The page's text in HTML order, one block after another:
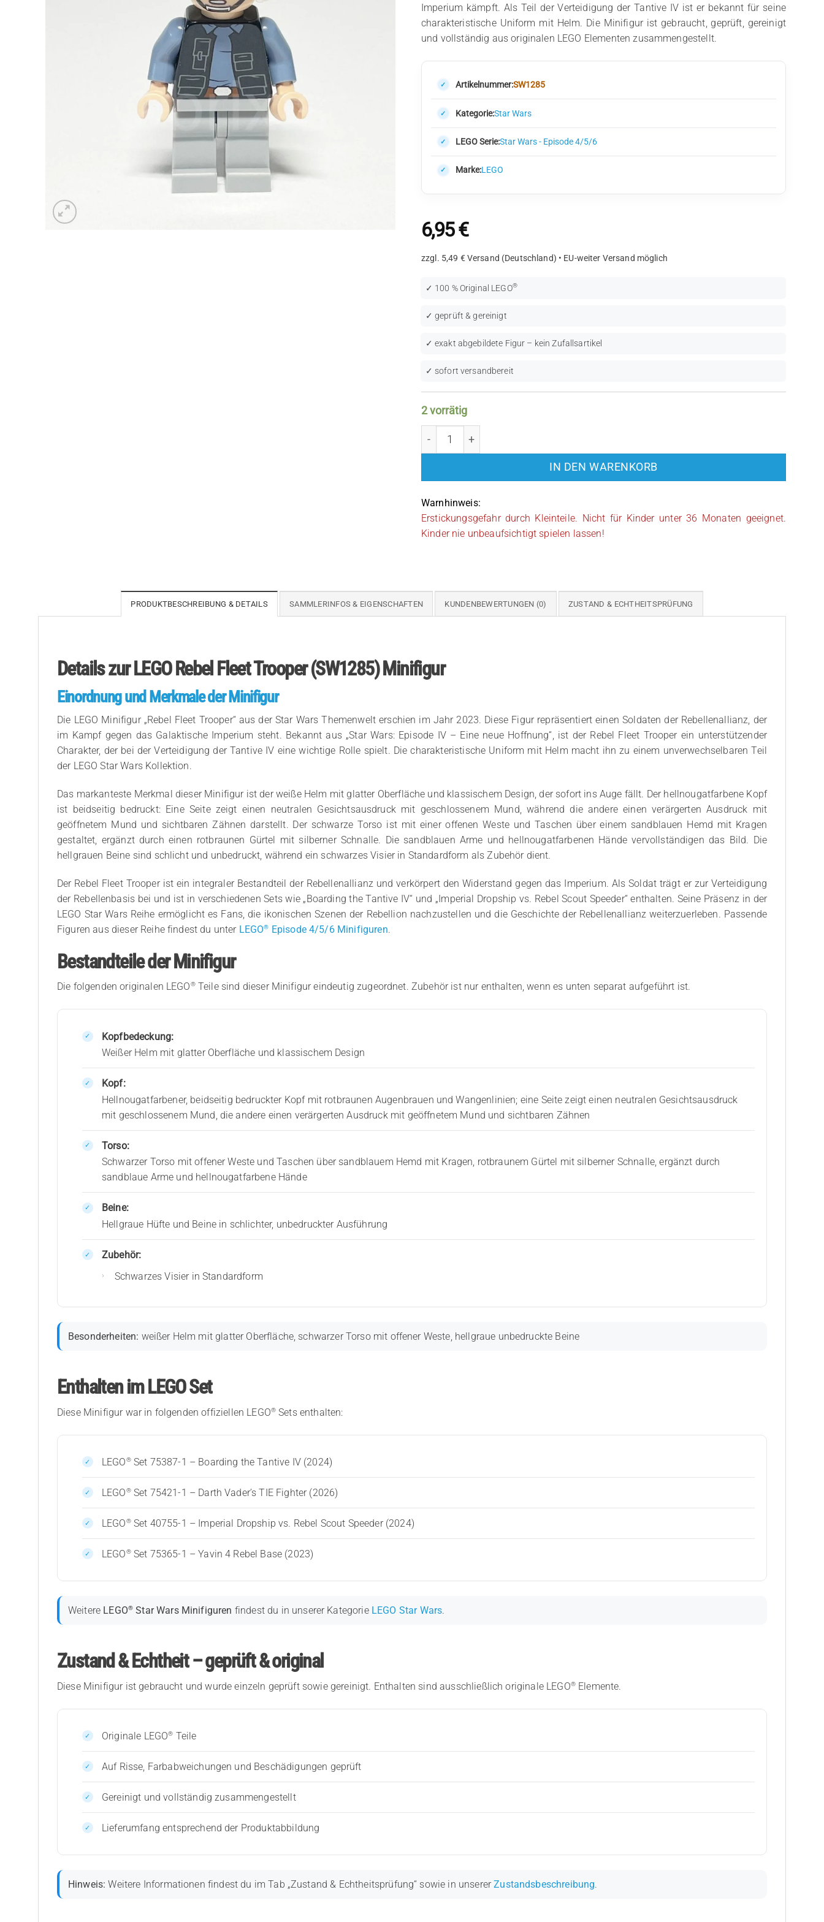
Imperium kämpft. Als Teil der Verteidigung der Tantive IV ist er bekannt für seine
charakteristische Uniform mit Helm. Die Minifigur ist gebraucht, geprüft, gereinigt
und vollständig aus originalen LEGO Elementen zusammengestellt.
Artikelnummer:SW1285
Kategorie:Star Wars
LEGO Serie:Star Wars - Episode 4/5/6
Marke:LEGO
6,95€
zzgl. 5,49 € Versand (Deutschland) • EU-weiter Versand möglich
✓ 100 % Original LEGO®
✓ geprüft & gereinigt
✓ exakt abgebildete Figur – kein Zufallsartikel
✓ sofort versandbereit
2 vorrätig
IN DEN WARENKORB
Warnhinweis:
Erstickungsgefahr durch Kleinteile. Nicht für Kinder unter 36 Monaten geeignet.
Kinder nie unbeaufsichtigt spielen lassen!
PRODUKTBESCHREIBUNG & DETAILS SAMMLERINFOS & EIGENSCHAFTEN KUNDENBEWERTUNGEN (0) ZUSTAND & ECHTHEITSPRÜFUNG
Details zur LEGO Rebel Fleet Trooper (SW1285) Minifigur
Einordnung und Merkmale der Minifigur
Die LEGO Minifigur „Rebel Fleet Trooper“ aus der Star Wars Themenwelt erschien im Jahr 2023. Diese Figur repräsentiert einen Soldaten der Rebellenallianz, der
im Kampf gegen das Galaktische Imperium steht. Bekannt aus „Star Wars: Episode IV – Eine neue Hoffnung“, ist der Rebel Fleet Trooper ein unterstützender
Charakter, der bei der Verteidigung der Tantive IV eine wichtige Rolle spielt. Die charakteristische Uniform mit Helm macht ihn zu einem unverwechselbaren Teil
der LEGO Star Wars Kollektion.
Das markanteste Merkmal dieser Minifigur ist der weiße Helm mit glatter Oberfläche und klassischem Design, der sofort ins Auge fällt. Der hellnougatfarbene Kopf
ist beidseitig bedruckt: Eine Seite zeigt einen neutralen Gesichtsausdruck mit geschlossenem Mund, während die andere einen verärgerten Ausdruck mit
geöffnetem Mund und sichtbaren Zähnen darstellt. Der schwarze Torso ist mit einer offenen Weste und Taschen über einem sandblauen Hemd mit Kragen
gestaltet, ergänzt durch einen rotbraunen Gürtel mit silberner Schnalle. Die sandblauen Arme und hellnougatfarbenen Hände vervollständigen das Bild. Die
hellgrauen Beine sind schlicht und unbedruckt, während ein schwarzes Visier in Standardform als Zubehör dient.
Der Rebel Fleet Trooper ist ein integraler Bestandteil der Rebellenallianz und verkörpert den Widerstand gegen das Imperium. Als Soldat trägt er zur Verteidigung
der Rebellenbasis bei und ist in verschiedenen Sets wie „Boarding the Tantive IV“ und „Imperial Dropship vs. Rebel Scout Speeder“ enthalten. Seine Präsenz in der
LEGO Star Wars Reihe ermöglicht es Fans, die ikonischen Szenen der Rebellion nachzustellen und die Geschichte der Rebellenallianz weiterzuerleben. Passende
Figuren aus dieser Reihe findest du unter LEGO® Episode 4/5/6 Minifiguren.
Bestandteile der Minifigur
Die folgenden originalen LEGO®Teile sind dieser Minifigur eindeutig zugeordnet. Zubehör ist nur enthalten, wenn es unten separat aufgeführt ist.
Kopfbedeckung:
Weißer Helm mit glatter Oberfläche und klassischem Design
Kopf:
Hellnougatfarbener, beidseitig bedruckter Kopf mit rotbraunen Augenbrauen und Wangenlinien; eine Seite zeigt einen neutralen Gesichtsausdruck
mit geschlossenem Mund, die andere einen verärgerten Ausdruck mit geöffnetem Mund und sichtbaren Zähnen
Torso:
Schwarzer Torso mit offener Weste und Taschen über sandblauem Hemd mit Kragen, rotbraunem Gürtel mit silberner Schnalle, ergänzt durch
sandblaue Arme und hellnougatfarbene Hände
Beine:
Hellgraue Hüfte und Beine in schlichter, unbedruckter Ausführung
Zubehör:
Schwarzes Visier in Standardform
Besonderheiten: weißer Helm mit glatter Oberfläche, schwarzer Torso mit offener Weste, hellgraue unbedruckte Beine
Enthalten im LEGO Set
Diese Minifigur war in folgenden offiziellen LEGO® Sets enthalten:
LEGO®Set 75387-1 – Boarding the Tantive IV (2024)
LEGO®Set 75421-1 – Darth Vader’s TIE Fighter (2026)
LEGO®Set 40755-1 – Imperial Dropship vs. Rebel Scout Speeder (2024)
LEGO®Set 75365-1 – Yavin 4 Rebel Base (2023)
Weitere LEGO® Star Wars Minifiguren findest du in unserer Kategorie LEGO Star Wars.
Zustand & Echtheit – geprüft & original
Diese Minifigur ist gebraucht und wurde einzeln geprüft sowie gereinigt. Enthalten sind ausschließlich originale LEGO®Elemente.
Originale LEGO® Teile
Auf Risse, Farbabweichungen und Beschädigungen geprüft
Gereinigt und vollständig zusammengestellt
Lieferumfang entsprechend der Produktabbildung
Hinweis: Weitere Informationen findest du im Tab „Zustand & Echtheitsprüfung“ sowie in unsererZustandsbeschreibung.